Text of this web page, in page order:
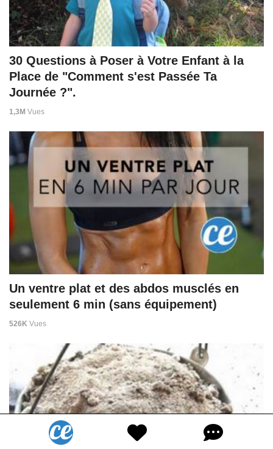
30 Questions à Poser à Votre Enfant à la
Place de "Comment s'est Passée Ta
Journée ?".
1,3M Vues
Un ventre plat et des abdos musclés en
seulement 6 min (sans équipement)
526K Vues